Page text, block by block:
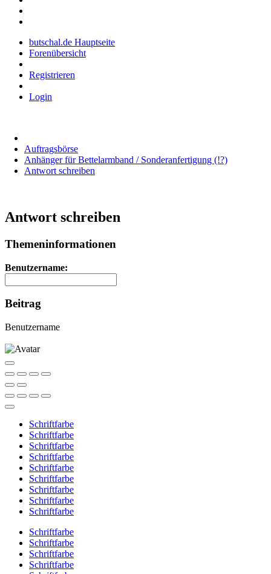
butschal.de Hauptseite
Forenübersicht
Registrieren
Login
Auftragsbörse
Anhänger für Bettelarmband / Sonderanfertigung (!?)
Antwort schreiben
Antwort schreiben
Themeninformationen
Benutzername:
Beitrag
Benutzername
Schriftfarbe
Schriftfarbe
Schriftfarbe
Schriftfarbe
Schriftfarbe
Schriftfarbe
Schriftfarbe
Schriftfarbe
Schriftfarbe
Schriftfarbe
Schriftfarbe
Schriftfarbe
Schriftfarbe